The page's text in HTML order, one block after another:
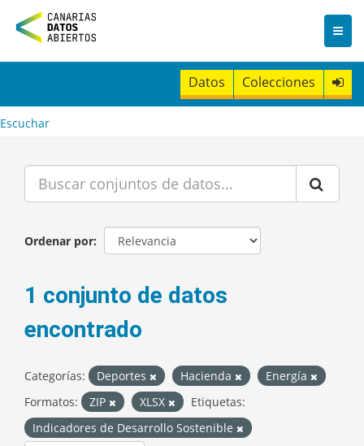
n
t
Datos Colecciones
Escuchar
Ordenar por
1 conjunto de datos
encontrado
Categorías: Deportes Hacienda
Energía
Formatos:
ZIP XLSX
Etiquetas:
Indicadores de Desarrollo Sostenible